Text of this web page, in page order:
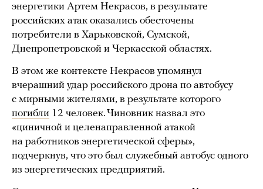
энергетики Артем Некрасов, в результате
российских атак оказались обесточены
потребители в Харьковской, Сумской,
Днепропетровской и Черкасской областях.
В этом же контексте Некрасов упомянул
вчерашний удар российского дрона по автобусу
с мирными жителями, в результате которого
погибли 12 человек. Чиновник назвал это
«циничной и целенаправленной атакой
на работников энергетической сферы»,
подчеркнув, что это был служебный автобус одного
из энергетических предприятий.